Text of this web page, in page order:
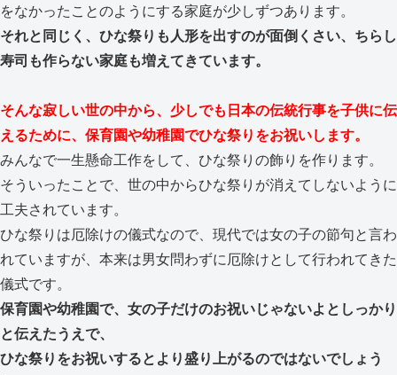
をなかったことのようにする家庭が少しずつあります。
それと同じく、ひな祭りも人形を出すのが面倒くさい、ちらし
寿司も作らない家庭も増えてきています。
そんな寂しい世の中から、少しでも日本の伝統行事を子供に伝
えるために、保育園や幼稚園でひな祭りをお祝いします。
みんなで一生懸命工作をして、ひな祭りの飾りを作ります。
そういったことで、世の中からひな祭りが消えてしないように
工夫されています。
ひな祭りは厄除けの儀式なので、現代では女の子の節句と言わ
れていますが、本来は男女問わずに厄除けとして行われてきた
儀式です。
保育園や幼稚園で、女の子だけのお祝いじゃないよとしっかり
と伝えたうえで、
ひな祭りをお祝いするとより盛り上がるのではないでしょう